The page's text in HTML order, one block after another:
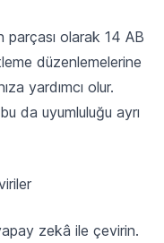
parçası olarak 14 AB
düzenlemelerine
yardımcı olur.
da uyumluluğu ayrı
zekâ ile çevirin.